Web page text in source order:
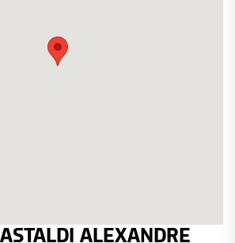
ALEXANDRE